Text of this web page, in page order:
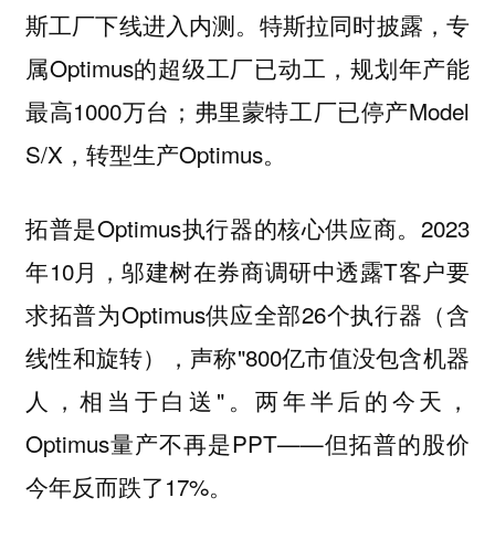
斯工厂下线进入内测。特斯拉同时披露，专
属Optimus的超级工厂已动工，规划年产能
最高1000万台；弗里蒙特工厂已停产Model
S/X，转型生产Optimus。
拓普是Optimus执行器的核心供应商。2023
年10月，邬建树在券商调研中透露T客户要
求拓普为Optimus供应全部26个执行器（含
线性和旋转），声称"800亿市值没包含机器
人，相当于白送"。两年半后的今天，
Optimus量产不再是PPT——但拓普的股价
今年反而跌了17%。